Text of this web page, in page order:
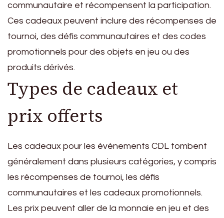
communautaire et récompensent la participation.
Ces cadeaux peuvent inclure des récompenses de
tournoi, des défis communautaires et des codes
promotionnels pour des objets en jeu ou des
produits dérivés.
Types de cadeaux et
prix offerts
Les cadeaux pour les événements CDL tombent
généralement dans plusieurs catégories, y compris
les récompenses de tournoi, les défis
communautaires et les cadeaux promotionnels.
Les prix peuvent aller de la monnaie en jeu et des